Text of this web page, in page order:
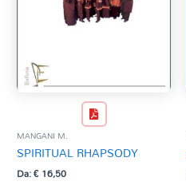
MANGANI M.
SPIRITUAL RHAPSODY
Da:€16,50